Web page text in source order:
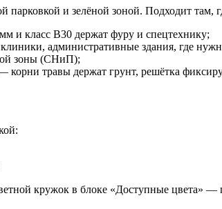
и зелёной зоной. Подходит там,
и класс B30 держат фуру и спецтехнику;
административные здания, где
зоны (СНиП);
корни травы держат грунт, решётка
кружок в блоке «Доступные цвета» —